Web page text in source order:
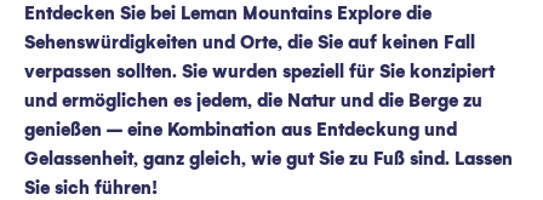
Entdecken Sie bei Leman Mountains Explore die
Sehenswürdigkeiten und Orte, die Sie auf keinen Fall
verpassen sollten. Sie wurden speziell für Sie konzipiert
und ermöglichen es jedem, die Natur und die Berge zu
genießen – eine Kombination aus Entdeckung und
Gelassenheit, ganz gleich, wie gut Sie zu Fuß sind. Lassen
Sie sich führen!